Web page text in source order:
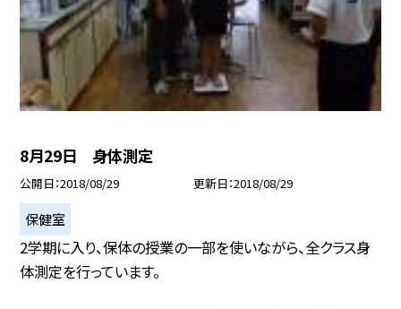
8月29日 身体測定
公開日 2018/08/29 更新日 2018/08/29
保健室
2学期に入り、保体の授業の一部を使いながら、全クラス身
体測定を行っています。